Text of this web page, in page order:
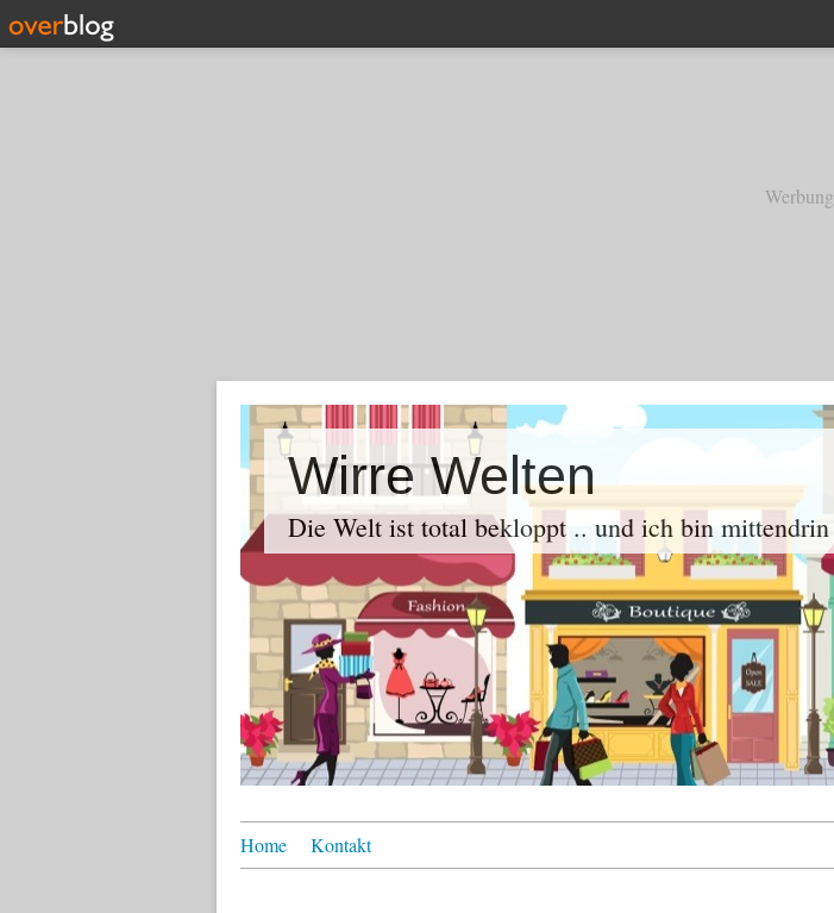
Werbung
Wirre Welten
Die Welt ist total bekloppt .. und ich bin mittendrin
Home Kontakt